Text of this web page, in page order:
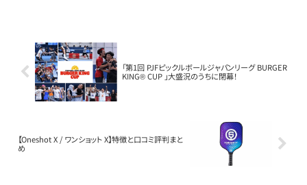
「第1回 PJFピックルボールジャパンリーグ BURGER
KING® CUP 」大盛況のうちに閉幕！
【Oneshot X / ワンショット X】特徴と口コミ評判まと
め